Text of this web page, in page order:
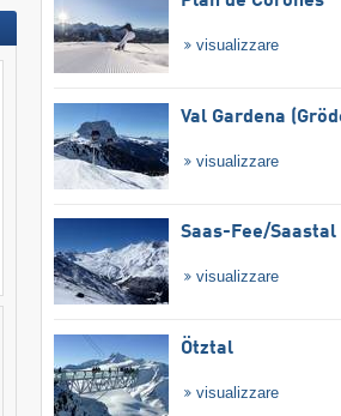
visualizzare
Val Gardena
visualizzare
Saas-Fee/​Saastal
visualizzare
Ötztal
visualizzare